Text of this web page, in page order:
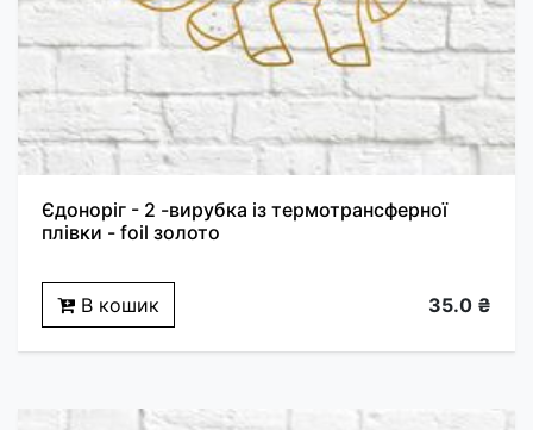
Єдоноріг - 2 -вирубка із термотрансферної
плівки - foil золото
В кошик 35.0 ₴